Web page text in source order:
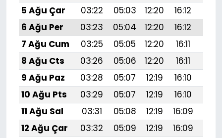
5 Ağu Çar
03:22 05:03 12:20 16:12
6 Ağu Per
03:23 05:04 12:20 16:12
7 Ağu Cum
03:25 05:05 12:20 16:11
8 Ağu Cts
03:26 05:06 12:20 16:11
9 Ağu Paz
03:28 05:07 12:19 16:10
10 Ağu Pts
03:29 05:07 12:19 16:10
11 Ağu Sal
03:31 05:08 12:19 16:09
12 Ağu Çar
03:32 05:09 12:19 16:09